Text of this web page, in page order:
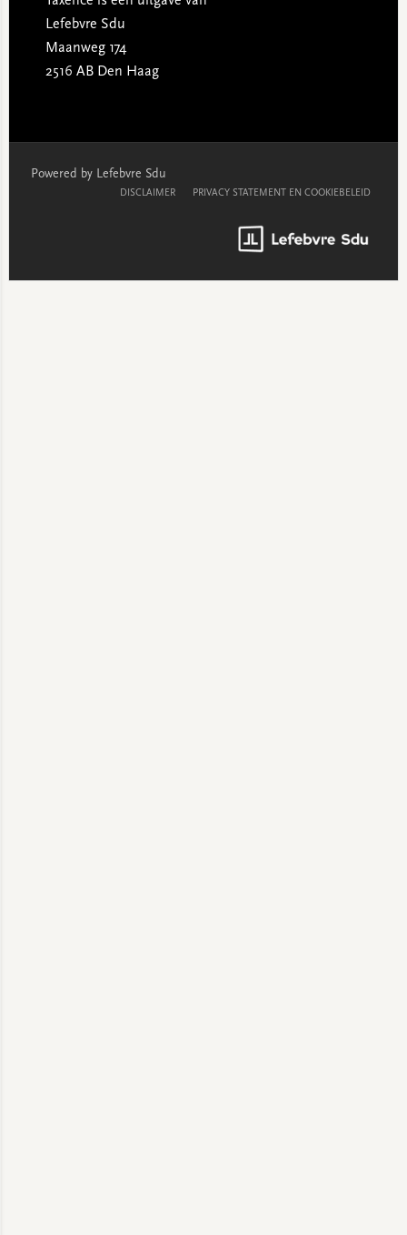
Lefebvre Sdu
Maanweg 174
2516 AB Den Haag
Powered by Lefebvre Sdu
DISCLAIMER PRIVACY STATEMENT EN COOKIEBELEID